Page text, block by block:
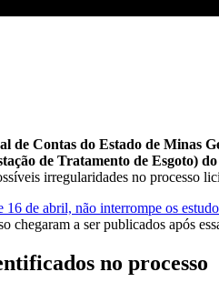
Contas do Estado de Minas
de Tratamento de Esgoto)
irregularidades no processo
16 de abril, não interrompe os
chegaram a ser publicados após
no processo